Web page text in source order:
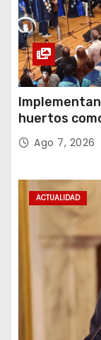
huertos
Ago 7, 2026
ACTUALIDAD